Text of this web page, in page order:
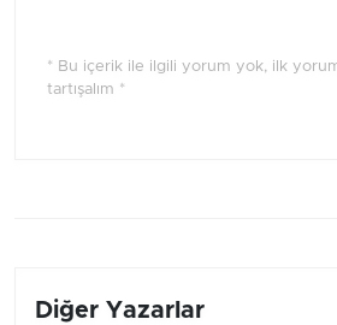
* Bu içerik ile ilgili yorum yok, ilk
tartışalım *
Diğer Yazarlar